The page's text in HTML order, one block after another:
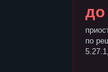
до
по